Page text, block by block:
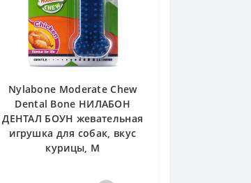
Nylabone Moderate Chew
Dental Bone НИЛАБОН
ДЕНТАЛ БОУН жевательная
игрушка для собак, вкус
курицы, М